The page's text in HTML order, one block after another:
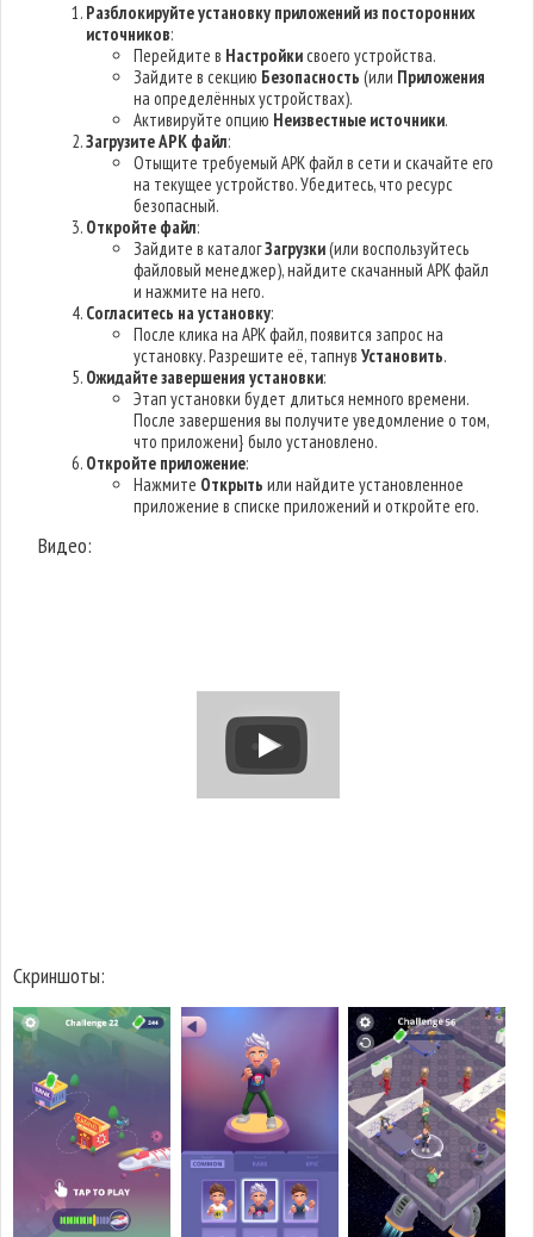
Разблокируйте установку приложений из посторонних
источников:
Перейдите в Настройкисвоего устройства.
Зайдите в секцию Безопасность (или Приложения
на определённых устройствах).
Активируйте опцию Неизвестные источники.
Загрузите APK файл:
Отыщите требуемый APK файл в сети и скачайте его
на текущее устройство. Убедитесь, что ресурс
безопасный.
Откройте файл:
Зайдите в каталогЗагрузки(или воспользуйтесь
файловый менеджер), найдите скачанный APK файл
и нажмите на него.
Согласитесь на установку:
После клика на APK файл, появится запрос на
установку. Разрешите её, тапнувУстановить.
Ожидайте завершения установки:
Этап установки будет длиться немного времени.
После завершения вы получите уведомление о том,
что приложени} было установлено.
Откройте приложение:
Нажмите Открыть или найдите установленное
приложение в списке приложений и откройте его.
Видео:
Скриншоты: